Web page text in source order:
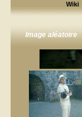
Wiki
Image aléatoire